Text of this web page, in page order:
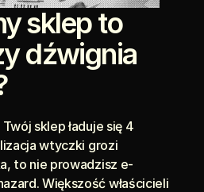
sklep to
dźwignia
sklep ładuje się 4
wtyczki grozi
to nie prowadzisz e-
Większość właścicieli